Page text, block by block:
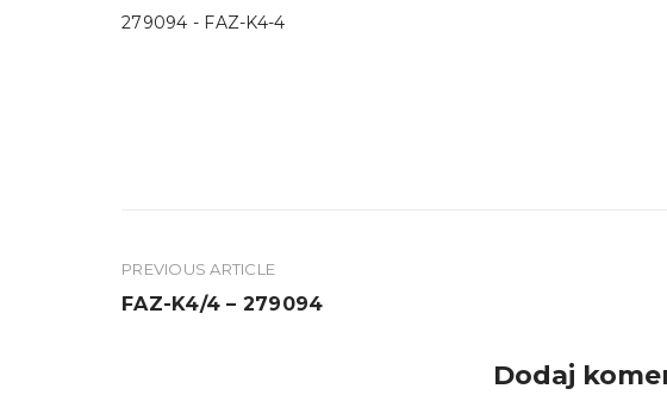
279094 - FAZ-K4-4
Nawigacja
PREVIOUS ARTICLE
FAZ-K4/4 – 279094
Dodaj